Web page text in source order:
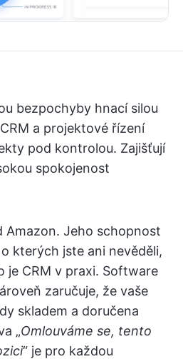
bezpochyby hnací silou
a projektové řízení
pod kontrolou. Zajišťují
spokojenost
Amazon. Jeho schopnost
kterých jste ani nevěděli,
je CRM v praxi. Software
zaručuje, že vaše
skladem a doručena
„Omlouváme se, tento
“ je pro každou